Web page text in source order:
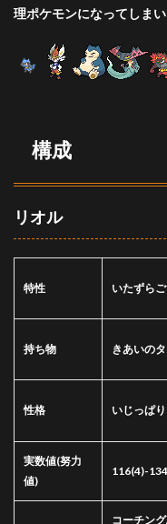
理ポケモンになってしまい
構成
リオル
特性 いたずら
持ち物 きあいの
性格 いじっぱり
実数値(努力
値)
116(4)-
コーチン